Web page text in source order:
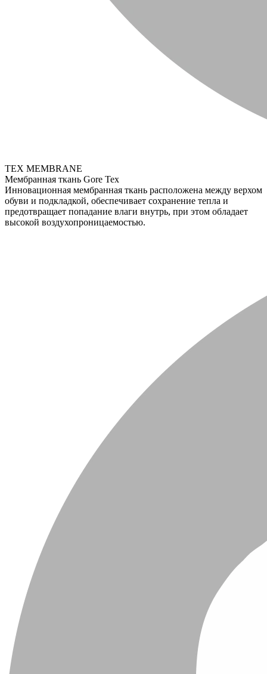
TEX MEMBRANE
Мембранная ткань Gore Tex
Инновационная мембранная ткань расположена между верхом
обуви и подкладкой, обеспечивает сохранение тепла и
предотвращает попадание влаги внутрь, при этом обладает
высокой воздухопроницаемостью.